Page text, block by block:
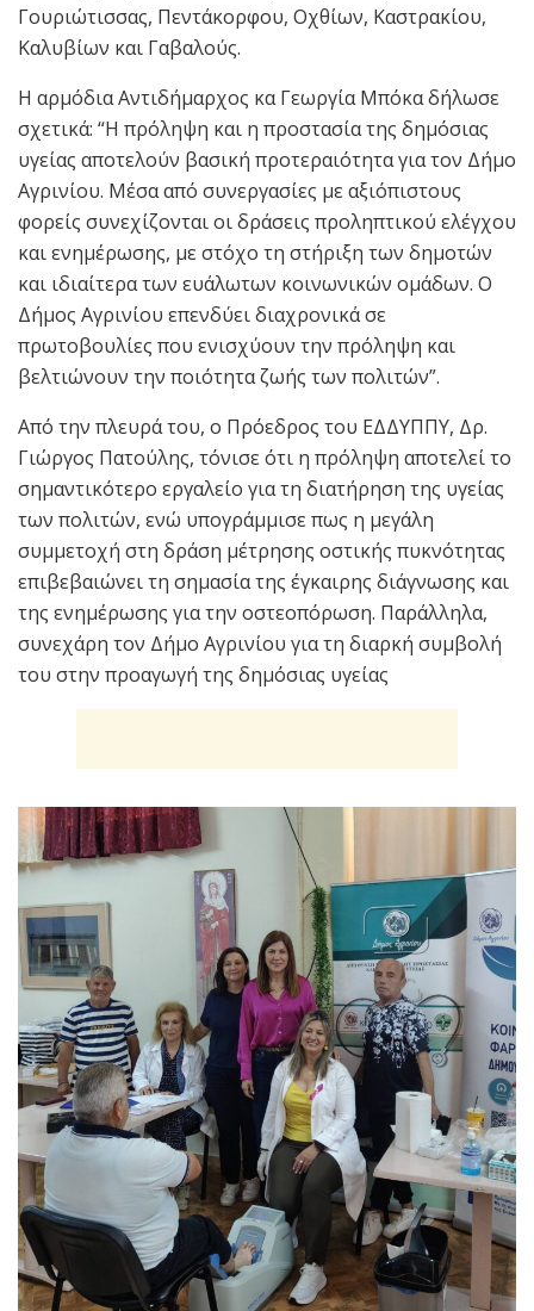
Γουριώτισσας, Πεντάκορφου, Οχθίων, Καστρακίου,
Καλυβίων και Γαβαλούς.
Η αρμόδια Αντιδήμαρχος κα Γεωργία Μπόκα δήλωσε
σχετικά: “H πρόληψη και η προστασία της δημόσιας
υγείας αποτελούν βασική προτεραιότητα για τον Δήμο
Αγρινίου. Mέσα από συνεργασίες με αξιόπιστους
φορείς συνεχίζονται οι δράσεις προληπτικού ελέγχου
και ενημέρωσης, με στόχο τη στήριξη των δημοτών
και ιδιαίτερα των ευάλωτων κοινωνικών ομάδων. O
Δήμος Αγρινίου επενδύει διαχρονικά σε
πρωτοβουλίες που ενισχύουν την πρόληψη και
βελτιώνουν την ποιότητα ζωής των πολιτών”.
Από την πλευρά του, ο Πρόεδρος του ΕΔΔΥΠΠΥ, Δρ.
Γιώργος Πατούλης, τόνισε ότι η πρόληψη αποτελεί το
σημαντικότερο εργαλείο για τη διατήρηση της υγείας
των πολιτών, ενώ υπογράμμισε πως η μεγάλη
συμμετοχή στη δράση μέτρησης οστικής πυκνότητας
επιβεβαιώνει τη σημασία της έγκαιρης διάγνωσης και
της ενημέρωσης για την οστεοπόρωση. Παράλληλα,
συνεχάρη τον Δήμο Αγρινίου για τη διαρκή συμβολή
του στην προαγωγή της δημόσιας υγείας